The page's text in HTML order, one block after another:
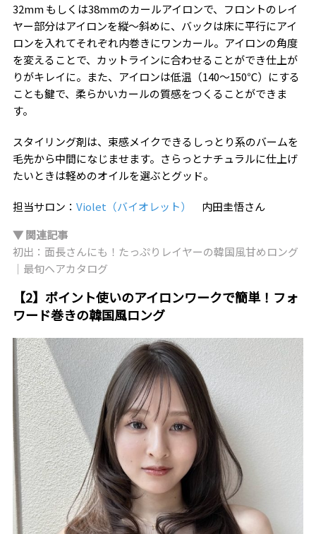
32mm もしくは38mmのカールアイロンで、フロントのレイ
ヤー部分はアイロンを縦〜斜めに、バックは床に平行にアイ
ロンを入れてそれぞれ内巻きにワンカール。アイロンの角度
を変えることで、カットラインに合わせることができ仕上が
りがキレイに。また、アイロンは低温（140〜150℃）にする
ことも鍵で、柔らかいカールの質感をつくることができま
す。
スタイリング剤は、束感メイクできるしっとり系のバームを
毛先から中間になじませます。さらっとナチュラルに仕上げ
たいときは軽めのオイルを選ぶとグッド。
担当サロン： Violet（バイオレット）
内田圭悟さん
▼ 関連記事
初出：面長さんにも！たっぷりレイヤーの韓国風甘めロング
｜最旬ヘアカタログ
【2】ポイント使いのアイロンワークで簡単！フォ
ワード巻きの韓国風ロング